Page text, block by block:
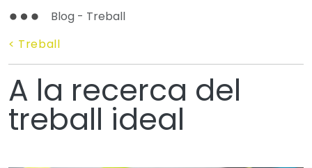
Blog - Treball
< Treball
A la recerca del
treball ideal